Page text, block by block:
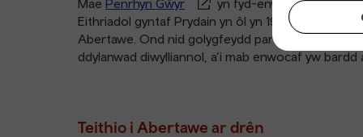
Mae Penrhyn Gŵyr
yn fyd-enwog. Oeddech
Eithriadol gyntaf Prydain yn ôl yn 1956? Pentref
Abertawe. Ond nid golygfeydd panoramig yw’r
ddylanwad diwylliannol, a’i mab enwocaf yw
Teithio i Abertawe ar drên